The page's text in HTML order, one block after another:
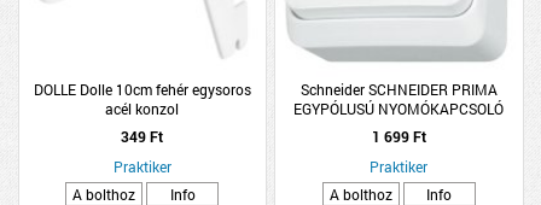
DOLLE Dolle 10cm fehér egysoros
acél konzol
349 Ft
Praktiker
A bolthoz
Info
Schneider SCHNEIDER PRIMA
EGYPÓLUSÚ NYOMÓKAPCSOLÓ
CSENGŐJELLEL 10A FEHÉR
1 699 Ft
Praktiker
A bolthoz
Info